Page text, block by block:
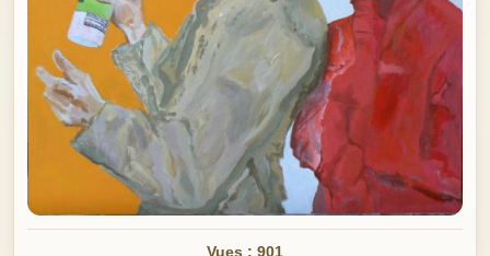
Vues : 901